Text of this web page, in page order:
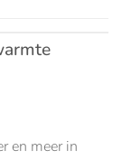
en meer in